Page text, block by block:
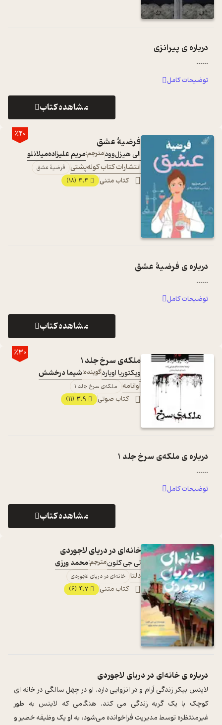
درباره ی پیرانزی
...
...
توضیحات کامل
مشاهده کتاب
٪20
فرضیۀ عشق
الی هیزل‌وودمترجم:مریم علیزاده‌میلانلو
انتشارات کتاب کوله‌پشتی
فرضیۀ عشق
کتاب متنی 4.4
(18)
درباره ی فرضیۀ عشق
...
...
توضیحات کامل
مشاهده کتاب
٪30
ملکه‌ی سرخ جلد 1
ویکتوریا اویاردگوینده:شیما درخشش
آوانامه
ملکه‌ی سرخ جلد 1
کتاب صوتی 3.9
(11)
درباره یملکه‌ی سرخ جلد 1
...
...
توضیحات کامل
مشاهده کتاب
خانه‌ای در دریای لاجوردی
تی جی کلونمترجم:محمد ورزی
دلتا خانه‌ای در دریای لاجوردی
کتاب متنی 4.7
(6)
درباره یخانه‌ای در دریای لاجوردی
لاینس بیکر زندگی آرام و در انزوایی دارد. او در چهل سالگی در خانه ای
کوچک با یک گربه زندگی می کند. هنگامی که لاینس به طور
غیرمنتظره توسط مدیریت فراخوانده می‌شود، به او یک وظیفه خطیر و